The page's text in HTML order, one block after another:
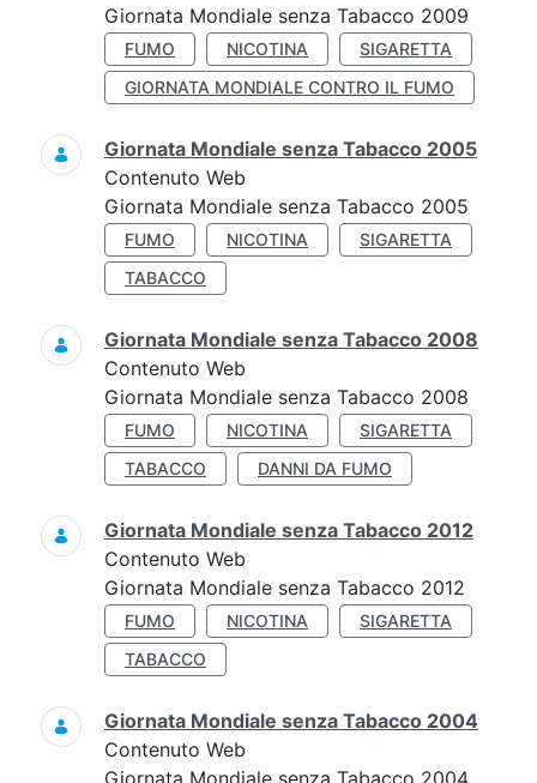
Giornata Mondiale senza Tabacco 2009
FUMO NICOTINA
SIGARETTA
GIORNATA MONDIALE CONTRO IL FUMO
Giornata Mondiale senza Tabacco 2005
Contenuto Web
Giornata Mondiale senza Tabacco 2005
FUMO NICOTINA
SIGARETTA
TABACCO
Giornata Mondiale senza Tabacco 2008
Contenuto Web
Giornata Mondiale senza Tabacco 2008
FUMO NICOTINA
SIGARETTA
TABACCO
DANNI DA FUMO
Giornata Mondiale senza Tabacco 2012
Contenuto Web
Giornata Mondiale senza Tabacco 2012
FUMO NICOTINA
SIGARETTA
TABACCO
Giornata Mondiale senza Tabacco 2004
Contenuto Web
Giornata Mondiale senza Tabacco 2004